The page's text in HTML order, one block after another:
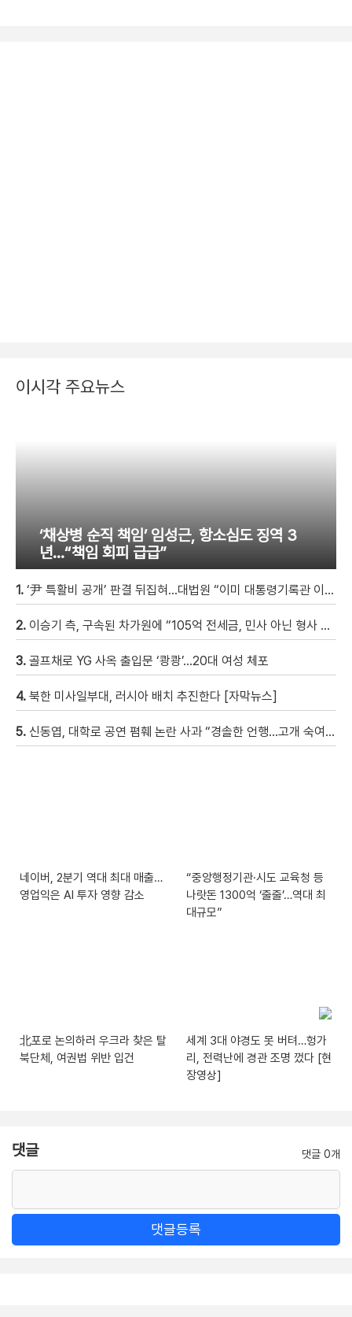
이시각 주요뉴스
‘채상병 순직 책임’ 임성근, 항소심도 징역 3
년…“책임 회피 급급”
1. ‘尹 특활비 공개’ 판결 뒤집혀…대법원 “이미 대통령기록관 이관”
2. 이승기 측, 구속된 차가원에 “105억 전세금, 민사 아닌 형사 범죄…엄벌 원해” [자막뉴스]
3. 골프채로 YG 사옥 출입문 ‘쾅쾅’…20대 여성 체포
4. 북한 미사일부대, 러시아 배치 추진한다 [자막뉴스]
5. 신동엽, 대학로 공연 폄훼 논란 사과 “경솔한 언행…고개 숙여 사과”
네이버, 2분기 역대 최대 매출…
영업익은 AI 투자 영향 감소
“중앙행정기관·시도 교육청 등
나랏돈 1300억 ‘줄줄’…역대 최
대규모”
北포로 논의하러 우크라 찾은 탈
북단체, 여권법 위반 입건
세계 3대 야경도 못 버텨…헝가
리, 전력난에 경관 조명 껐다 [현
장영상]
댓글 댓글 0개
댓글등록